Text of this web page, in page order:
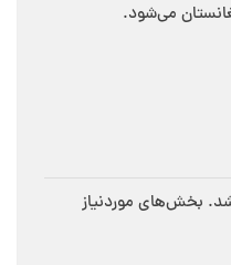
می‌شود.
بخش‌های موردنیاز